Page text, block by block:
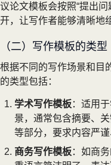
议论文模板会按照“提出
开，让写作者能够清晰地
（二）写作模板的类型
根据不同的写作场景和目
的类型包括：
学术写作模板：适用
景，通常包含摘要、
等部分，要求内容严谨
商务写作模板：如商